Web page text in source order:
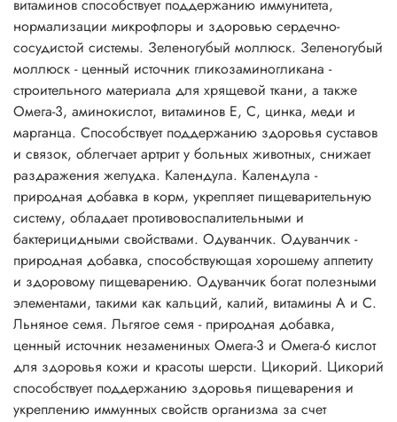
витаминов способствует поддержанию иммунитета,
нормализации микрофлоры и здоровью сердечно-
сосудистой системы. Зеленогубый моллюск. Зеленогубый
моллюск - ценный источник гликозаминогликана -
строительного материала для хрящевой ткани, а также
Омега-3, аминокислот, витаминов Е, С, цинка, меди и
марганца. Способствует поддержанию здоровья суставов
и связок, облегчает артрит у больных животных, снижает
раздражения желудка. Календула. Календула -
природная добавка в корм, укрепляет пищеварительную
систему, обладает противовоспалительными и
бактерицидными свойствами. Одуванчик. Одуванчик -
природная добавка, способствующая хорошему аппетиту
и здоровому пищеварению. Одуванчик богат полезными
элементами, такими как кальций, калий, витамины А и С.
Льняное семя. Льгягое семя - природная добавка,
ценный источник незамениных Омега-3 и Омега-6 кислот
для здоровья кожи и красоты шерсти. Цикорий. Цикорий
способствует поддержанию здоровья пищеварения и
укреплению иммунных свойств организма за счет